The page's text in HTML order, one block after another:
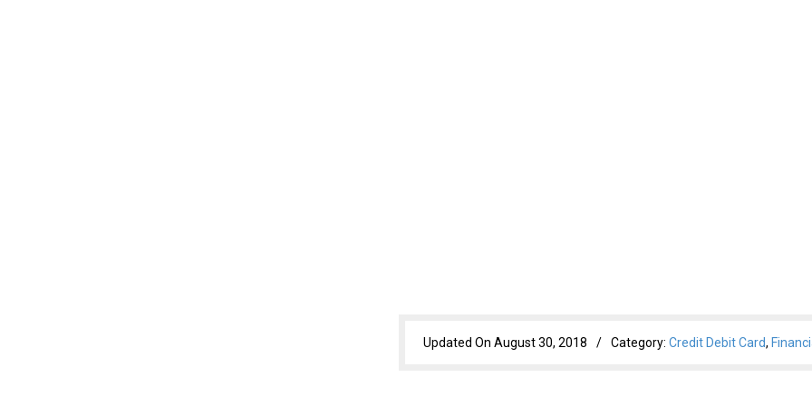
Updated On August 30, 2018 / Category: Credit Debit Card,